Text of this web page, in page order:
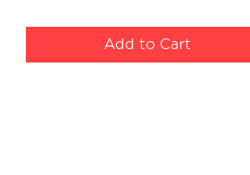
Add to Cart